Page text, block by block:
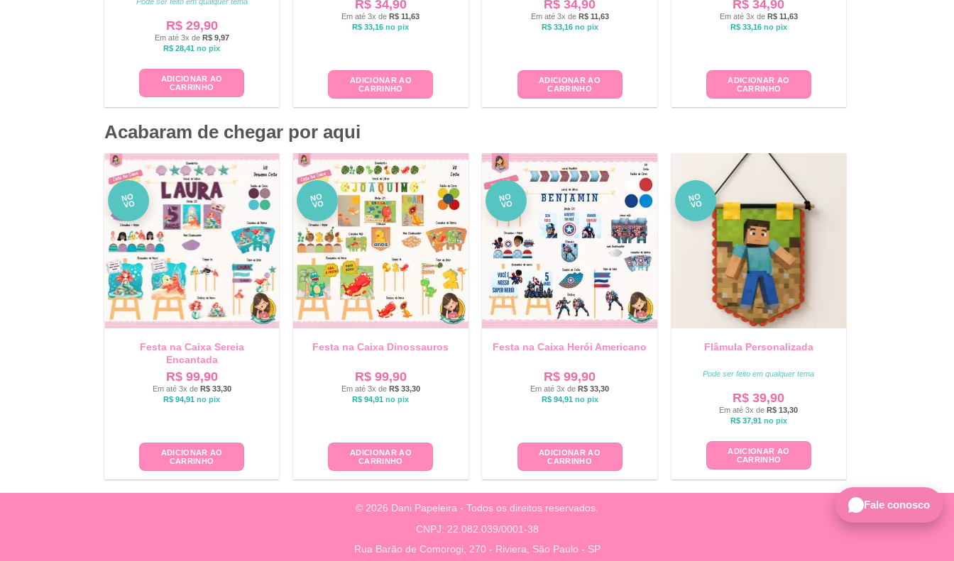
R$29,90
Em até 3x de R$9,97
R$ 28,41 no pix
ADICIONAR AO
CARRINHO
R$34,90
Em até 3x deR$ 11,63
R$ 33,16 no pix
ADICIONAR AO
CARRINHO
R$ 34,90
Em até 3x de R$11,63
R$33,16 no pix
ADICIONAR AO
CARRINHO
R$ 34,90
Em até 3x de R$11,63
R$33,16 no pix
ADICIONAR AO
CARRINHO
Acabaram de chegar por aqui
NO
VO
Festa na Caixa Sereia
Encantada
R$99,90
Em até 3x de R$33,30
R$ 94,91 no pix
ADICIONAR AO
CARRINHO
NO
VO
Festa na Caixa Dinossauros
R$99,90
Em até 3x de R$33,30
R$ 94,91 no pix
ADICIONAR AO
CARRINHO
NO
VO
Festa na Caixa Herói Americano
R$ 99,90
Em até 3x deR$ 33,30
R$94,91 no pix
ADICIONAR AO
CARRINHO
NO
VO
Flâmula Personalizada
Pode ser feito em qualquer tema
R$ 39,90
Em até 3x deR$ 13,30
R$37,91 no pix
ADICIONAR AO
CARRINHO
© 2026 Dani Papeleira - Todos os direitos reservados.
CNPJ: 22.082.039/0001-38
Rua Barão de Comorogi, 270 - Riviera, São Paulo - SP
Fale conosco